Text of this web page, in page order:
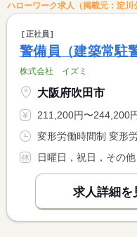
ハローワーク求人（掲載元：淀川
正社員
警備員（建築常駐
株式会社 イズミ
大阪府吹田市
211,200円〜244,200円 ※フルタイム求人の場合
日曜日，祝日，その他
求人詳細を